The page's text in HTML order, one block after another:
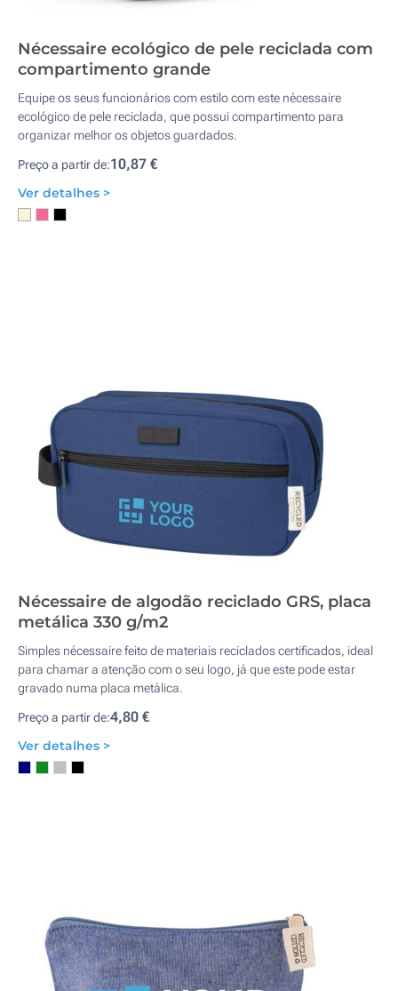
Nécessaire ecológico de pele reciclada com
compartimento grande
Equipe os seus funcionários com estilo com este nécessaire
ecológico de pele reciclada, que possui compartimento para
organizar melhor os objetos guardados.
Preço a partir de:10,87 €
Ver detalhes >
Nécessaire de algodão reciclado GRS, placa
metálica 330 g/m2
Simples nécessaire feito de materiais reciclados certificados, ideal
para chamar a atenção com o seu logo, já que este pode estar
gravado numa placa metálica.
Preço a partir de:4,80 €
Ver detalhes >